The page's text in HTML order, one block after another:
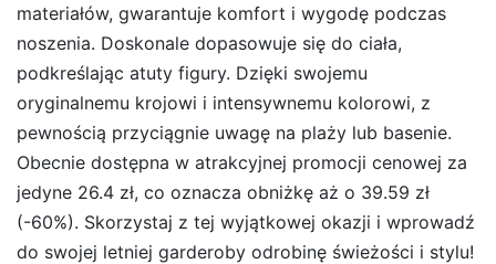
materiałów, gwarantuje komfort i wygodę podczas
noszenia. Doskonale dopasowuje się do ciała,
podkreślając atuty figury. Dzięki swojemu
oryginalnemu krojowi i intensywnemu kolorowi, z
pewnością przyciągnie uwagę na plaży lub basenie.
Obecnie dostępna w atrakcyjnej promocji cenowej za
jedyne 26.4 zł, co oznacza obniżkę aż o 39.59 zł
(-60%). Skorzystaj z tej wyjątkowej okazji i wprowadź
do swojej letniej garderoby odrobinę świeżości i stylu!